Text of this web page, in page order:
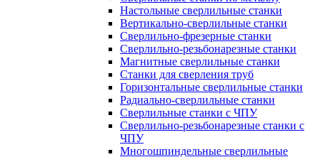
Настольные сверлильные станки
Вертикально-сверлильные станки
Сверлильно-фрезерные станки
Сверлильно-резьбонарезные станки
Магнитные сверлильные станки
Станки для сверления труб
Горизонтальные сверлильные станки
Радиально-сверлильные станки
Сверлильные станки с ЧПУ
Сверлильно-резьбонарезные станки с
ЧПУ
Многошпиндельные сверлильные